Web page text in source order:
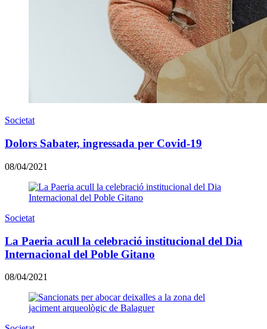
Societat
Dolors Sabater, ingressada per Covid-19
08/04/2021
Societat
La Paeria acull la celebració institucional del Dia
Internacional del Poble Gitano
08/04/2021